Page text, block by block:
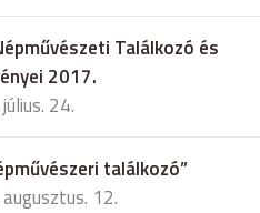
Találkozó és
2017.
24.
találkozó”
12.